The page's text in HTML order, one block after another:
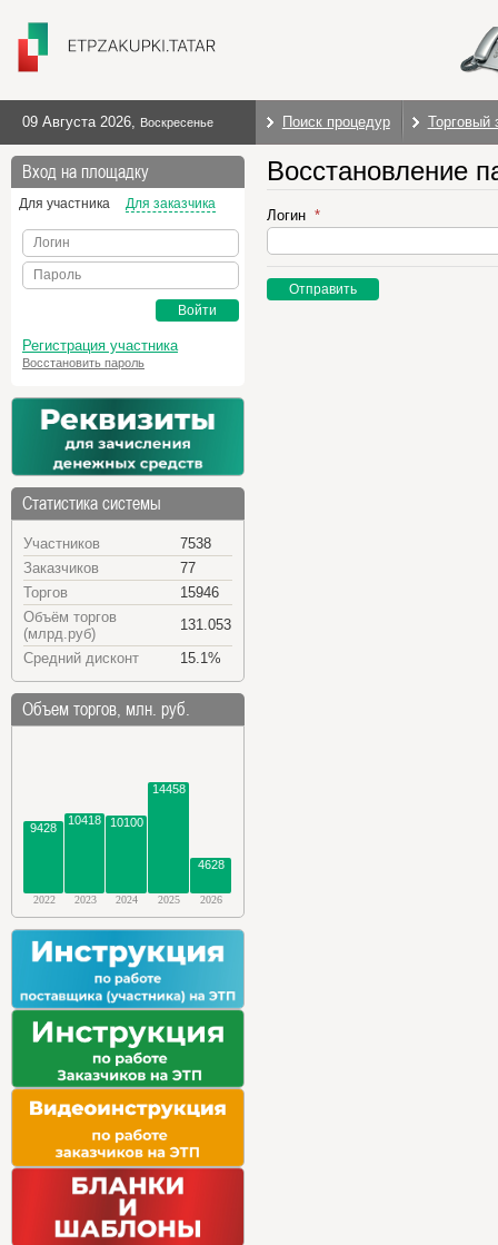
09 Августа 2026, Воскресенье Поиск процедур Торговый
Вход на площадку
Для участника Для заказчика
Логин
Пароль
Войти
Регистрация участника
Восстановить пароль
Статистика системы
Участников
7538
Заказчиков
77
Торгов
15946
Объём торгов
(млрд.руб)
131.053
Средний дисконт
15.1%
Объем торгов, млн. руб.
9428
10418 10100
14458
4628
2022 2023 2024 2025 2026
Восстановление
Логин
Отправить